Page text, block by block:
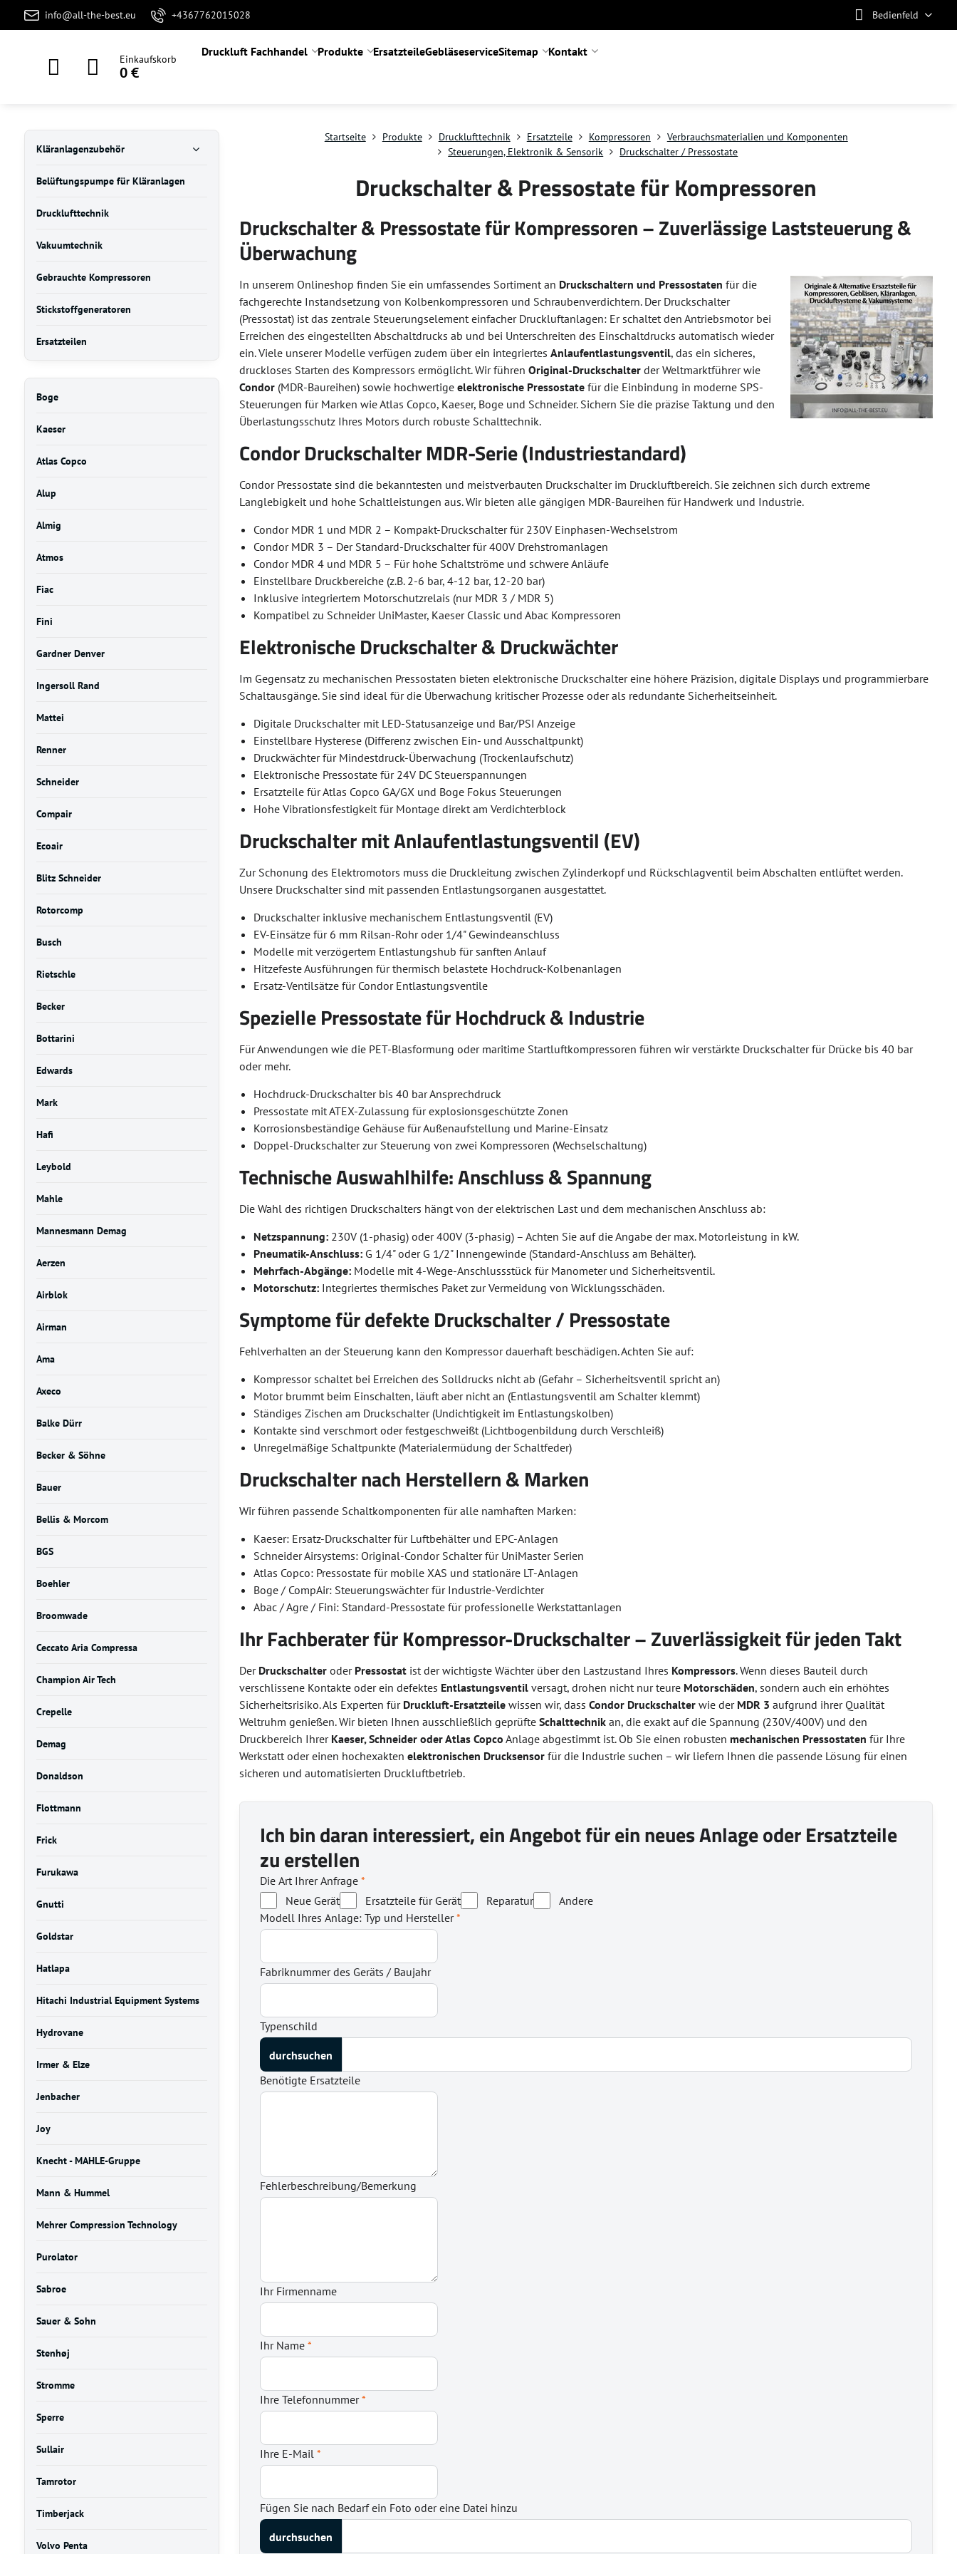
info@all-the-best.eu +4367762015028 Bedienfeld
Einkaufskorb
0 €
Druckluft Fachhandel Produkte ErsatzteileGebläseserviceSitemap Kontakt
Startseite Produkte Drucklufttechnik Ersatzteile Kompressoren
Verbrauchsmaterialien und Komponenten
Steuerungen, Elektronik & Sensorik
Druckschalter / Pressostate
Druckschalter & Pressostate für Kompressoren
Druckschalter & Pressostate für Kompressoren – Zuverlässige Laststeuerung &
Überwachung
In unserem Onlineshop finden Sie ein umfassendes Sortiment an Druckschaltern und Pressostaten für die
fachgerechte Instandsetzung von Kolbenkompressoren und Schraubenverdichtern. Der Druckschalter
(Pressostat) ist das zentrale Steuerungselement einfacher Druckluftanlagen: Er schaltet den Antriebsmotor bei
Erreichen des eingestellten Abschaltdrucks ab und bei Unterschreiten des Einschaltdrucks automatisch wieder
ein. Viele unserer Modelle verfügen zudem über ein integriertesAnlaufentlastungsventil, das ein sicheres,
druckloses Starten des Kompressors ermöglicht. Wir führenOriginal-Druckschalter der Weltmarktführer wie
Condor (MDR-Baureihen) sowie hochwertigeelektronische Pressostate für die Einbindung in moderne SPS-
Steuerungen für Marken wie Atlas Copco, Kaeser, Boge und Schneider. Sichern Sie die präzise Taktung und den
Überlastungsschutz Ihres Motors durch robuste Schalttechnik.
Condor Druckschalter MDR-Serie (Industriestandard)
Condor Pressostate sind die bekanntesten und meistverbauten Druckschalter im Druckluftbereich. Sie zeichnen sich durch extreme
Langlebigkeit und hohe Schaltleistungen aus. Wir bieten alle gängigen MDR-Baureihen für Handwerk und Industrie.
Condor MDR 1 und MDR 2 – Kompakt-Druckschalter für 230V Einphasen-Wechselstrom
Condor MDR 3 – Der Standard-Druckschalter für 400V Drehstromanlagen
Condor MDR 4 und MDR 5 – Für hohe Schaltströme und schwere Anläufe
Einstellbare Druckbereiche (z.B. 2-6 bar, 4-12 bar, 12-20 bar)
Inklusive integriertem Motorschutzrelais (nur MDR 3 / MDR 5)
Kompatibel zu Schneider UniMaster, Kaeser Classic und Abac Kompressoren
Elektronische Druckschalter & Druckwächter
Im Gegensatz zu mechanischen Pressostaten bieten elektronische Druckschalter eine höhere Präzision, digitale Displays und programmierbare
Schaltausgänge. Sie sind ideal für die Überwachung kritischer Prozesse oder als redundante Sicherheitseinheit.
Digitale Druckschalter mit LED-Statusanzeige und Bar/PSI Anzeige
Einstellbare Hysterese (Differenz zwischen Ein- und Ausschaltpunkt)
Druckwächter für Mindestdruck-Überwachung (Trockenlaufschutz)
Elektronische Pressostate für 24V DC Steuerspannungen
Ersatzteile für Atlas Copco GA/GX und Boge Fokus Steuerungen
Hohe Vibrationsfestigkeit für Montage direkt am Verdichterblock
Druckschalter mit Anlaufentlastungsventil (EV)
Zur Schonung des Elektromotors muss die Druckleitung zwischen Zylinderkopf und Rückschlagventil beim Abschalten entlüftet werden.
Unsere Druckschalter sind mit passenden Entlastungsorganen ausgestattet.
Druckschalter inklusive mechanischem Entlastungsventil (EV)
EV-Einsätze für 6 mm Rilsan-Rohr oder 1/4" Gewindeanschluss
Modelle mit verzögertem Entlastungshub für sanften Anlauf
Hitzefeste Ausführungen für thermisch belastete Hochdruck-Kolbenanlagen
Ersatz-Ventilsätze für Condor Entlastungsventile
Spezielle Pressostate für Hochdruck & Industrie
Für Anwendungen wie die PET-Blasformung oder maritime Startluftkompressoren führen wir verstärkte Druckschalter für Drücke bis 40 bar
oder mehr.
Hochdruck-Druckschalter bis 40 bar Ansprechdruck
Pressostate mit ATEX-Zulassung für explosionsgeschützte Zonen
Korrosionsbeständige Gehäuse für Außenaufstellung und Marine-Einsatz
Doppel-Druckschalter zur Steuerung von zwei Kompressoren (Wechselschaltung)
Technische Auswahlhilfe: Anschluss & Spannung
Die Wahl des richtigen Druckschalters hängt von der elektrischen Last und dem mechanischen Anschluss ab:
Netzspannung: 230V (1-phasig) oder 400V (3-phasig) – Achten Sie auf die Angabe der max. Motorleistung in kW.
Pneumatik-Anschluss: G 1/4" oder G 1/2" Innengewinde (Standard-Anschluss am Behälter).
Mehrfach-Abgänge: Modelle mit 4-Wege-Anschlussstück für Manometer und Sicherheitsventil.
Motorschutz: Integriertes thermisches Paket zur Vermeidung von Wicklungsschäden.
Symptome für defekte Druckschalter / Pressostate
Fehlverhalten an der Steuerung kann den Kompressor dauerhaft beschädigen. Achten Sie auf:
Kompressor schaltet bei Erreichen des Solldrucks nicht ab (Gefahr – Sicherheitsventil spricht an)
Motor brummt beim Einschalten, läuft aber nicht an (Entlastungsventil am Schalter klemmt)
Ständiges Zischen am Druckschalter (Undichtigkeit im Entlastungskolben)
Kontakte sind verschmort oder festgeschweißt (Lichtbogenbildung durch Verschleiß)
Unregelmäßige Schaltpunkte (Materialermüdung der Schaltfeder)
Druckschalter nach Herstellern & Marken
Wir führen passende Schaltkomponenten für alle namhaften Marken:
Kaeser: Ersatz-Druckschalter für Luftbehälter und EPC-Anlagen
Schneider Airsystems: Original-Condor Schalter für UniMaster Serien
Atlas Copco: Pressostate für mobile XAS und stationäre LT-Anlagen
Boge / CompAir: Steuerungswächter für Industrie-Verdichter
Abac / Agre / Fini: Standard-Pressostate für professionelle Werkstattanlagen
Ihr Fachberater für Kompressor-Druckschalter – Zuverlässigkeit für jeden Takt
Der Druckschalter oder Pressostat ist der wichtigste Wächter über den Lastzustand Ihres Kompressors. Wenn dieses Bauteil durch
verschlissene Kontakte oder ein defektes Entlastungsventil versagt, drohen nicht nur teure Motorschäden, sondern auch ein erhöhtes
Sicherheitsrisiko. Als Experten für Druckluft-Ersatzteile wissen wir, dassCondor Druckschalter wie der MDR 3 aufgrund ihrer Qualität
Weltruhm genießen. Wir bieten Ihnen ausschließlich geprüfteSchalttechnik an, die exakt auf die Spannung (230V/400V) und den
Druckbereich Ihrer Kaeser, Schneider oder Atlas Copco Anlage abgestimmt ist. Ob Sie einen robusten mechanischen Pressostaten für Ihre
Werkstatt oder einen hochexaktenelektronischen Drucksensor für die Industrie suchen – wir liefern Ihnen die passende Lösung für einen
sicheren und automatisierten Druckluftbetrieb.
Ich bin daran interessiert, ein Angebot für ein neues Anlage oder Ersatzteile
zu erstellen
Die Art Ihrer Anfrage*
Neue Gerät
Ersatzteile für Gerät Reparatur
Andere
Modell Ihres Anlage: Typ und Hersteller*
Fabriknummer des Geräts / Baujahr
Typenschild
Benötigte Ersatzteile
Fehlerbeschreibung/Bemerkung
Ihr Firmenname
Ihr Name*
Ihre Telefonnummer*
Ihre E-Mail*
Fügen Sie nach Bedarf ein Foto oder eine Datei hinzu
Kläranlagenzubehör
Belüftungspumpe für Kläranlagen
Drucklufttechnik
Vakuumtechnik
Gebrauchte Kompressoren
Stickstoffgeneratoren
Ersatzteilen
Boge
Kaeser
Atlas Copco
Alup
Almig
Atmos
Fiac
Fini
Gardner Denver
Ingersoll Rand
Mattei
Renner
Schneider
Compair
Ecoair
Blitz Schneider
Rotorcomp
Busch
Rietschle
Becker
Bottarini
Edwards
Mark
Hafi
Leybold
Mahle
Mannesmann Demag
Aerzen
Airblok
Airman
Ama
Axeco
Balke Dürr
Becker & Söhne
Bauer
Bellis & Morcom
BGS
Boehler
Broomwade
Ceccato Aria Compressa
Champion Air Tech
Crepelle
Demag
Donaldson
Flottmann
Frick
Furukawa
Gnutti
Goldstar
Hatlapa
Hitachi Industrial Equipment Systems
Hydrovane
Irmer & Elze
Jenbacher
Joy
Knecht - MAHLE-Gruppe
Mann & Hummel
Mehrer Compression Technology
Purolator
Sabroe
Sauer & Sohn
Stenhøj
Stromme
Sperre
Sullair
Tamrotor
Timberjack
Volvo Penta